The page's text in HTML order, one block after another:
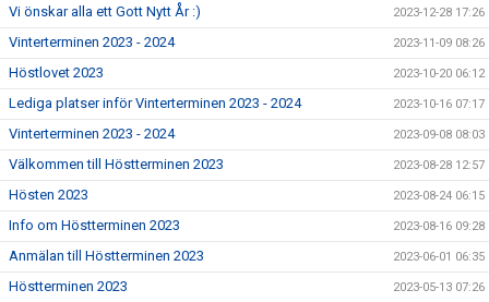
Vi önskar alla ett Gott Nytt År :) 2023-12-28 17:26
Vinterterminen 2023 - 2024 2023-11-09 08:26
Höstlovet 2023 2023-10-20 06:12
Lediga platser inför Vinterterminen 2023 - 2024 2023-10-16 07:17
Vinterterminen 2023 - 2024 2023-09-08 08:03
Välkommen till Höstterminen 2023 2023-08-28 12:57
Hösten 2023 2023-08-24 06:15
Info om Höstterminen 2023 2023-08-16 09:28
Anmälan till Höstterminen 2023 2023-06-01 06:35
Höstterminen 2023 2023-05-13 07:26